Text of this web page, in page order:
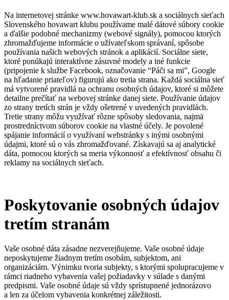
Na internetovej stránke www.hovawart-klub.sk a sociálnych sieťach
Slovenského hovawart klubu používame malé dátové súbory cookie
a ďalšie podobné mechanizmy (webové signály), pomocou ktorých
zhromažďujeme informácie o užívateľskom správaní, spôsobe
používania našich webových stránok a aplikácií. Sociálne siete,
ktoré ponúkajú interaktívne zásuvné modely a iné funkcie
(pripojenie k službe Facebook, označovanie “Páči sa mi”, Google
na hľadanie priateľov) figurujú ako tretia strana. Každá sociálna sieť
má vytvorené pravidlá na ochranu osobných údajov, ktoré si môžete
detailne prečítať na webovej stránke danej siete. Používanie údajov
zo strany tretích strán je vždy ošetrené v uvedených pravidlách.
Tretie strany môžu využívať rôzne spôsoby sledovania, najmä
prostredníctvom súborov cookie na vlastné účely. Je povolené
spájanie informácií o využívaní webstránky s inými osobnými
údajmi, ktoré sú o vás zhromažďované. Získavajú sa aj analytické
dáta, pomocou ktorých sa meria výkonnosť a efektívnosť obsahu či
reklamy na sociálnych sieťach.
Poskytovanie osobných údajov
tretím stranám
Vaše osobné dáta zásadne nezverejňujeme. Vaše osobné údaje
neposkytujeme žiadnym tretím osobám, subjektom, ani
organizáciám. Výnimku tvoria subjekty, s ktorými spolupracujeme v
rámci riadneho vybavenia vašej požiadavky v súlade s danými
predpismi. Vaše osobné údaje sú vždy sprístupnené jednorázovo
a len za účelom vybavenia konkrétnej záležitosti.